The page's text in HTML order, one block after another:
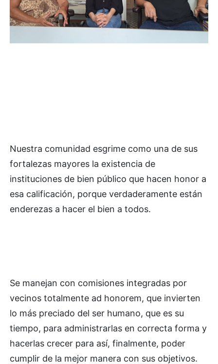
Nuestra comunidad esgrime como una de sus
fortalezas mayores la existencia de
instituciones de bien público que hacen honor a
esa calificación, porque verdaderamente están
enderezas a hacer el bien a todos.
Se manejan con comisiones integradas por
vecinos totalmente ad honorem, que invierten
lo más preciado del ser humano, que es su
tiempo, para administrarlas en correcta forma y
hacerlas crecer para así, finalmente, poder
cumplir de la mejor manera con sus objetivos.